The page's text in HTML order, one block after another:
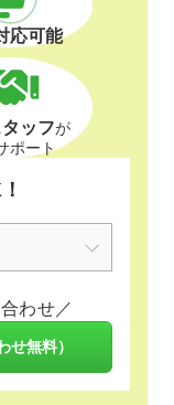
応可能
ッフが
ポート
わせ／
せ無料）